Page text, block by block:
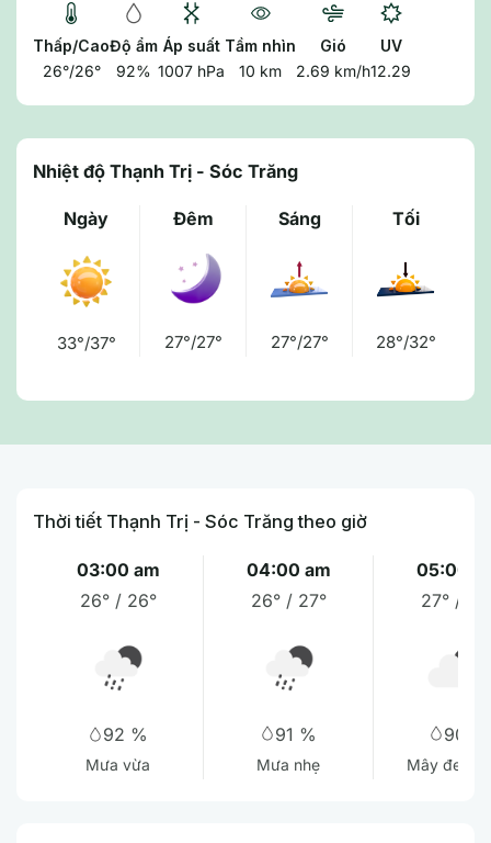
Thấp/Cao
26°/26°
Độ ẩm
92%
Áp suất
1007 hPa
Tầm nhìn
10 km
Gió
2.69 km/h
UV
12.29
Nhiệt độ Thạnh Trị - Sóc Trăng
Ngày
33°/37°
Đêm
27°/27°
Sáng
27°/27°
Tối
28°/32°
Thời tiết Thạnh Trị - Sóc Trăng theo giờ
03:00 am
26° / 26°
92 %
Mưa vừa
04:00 am
26° / 27°
91 %
Mưa nhẹ
05:00
27° /
90 %
Mây đen u